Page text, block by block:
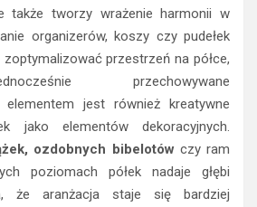
także tworzy wrażenie harmonii w
organizerów, koszy czy pudełek
przestrzeń na półce,
przechowywane
elementem jest również kreatywne
jako elementów dekoracyjnych.
ozdobnych bibelotówczy ram
poziomach półek nadaje głębi
że aranżacja staje się bardziej